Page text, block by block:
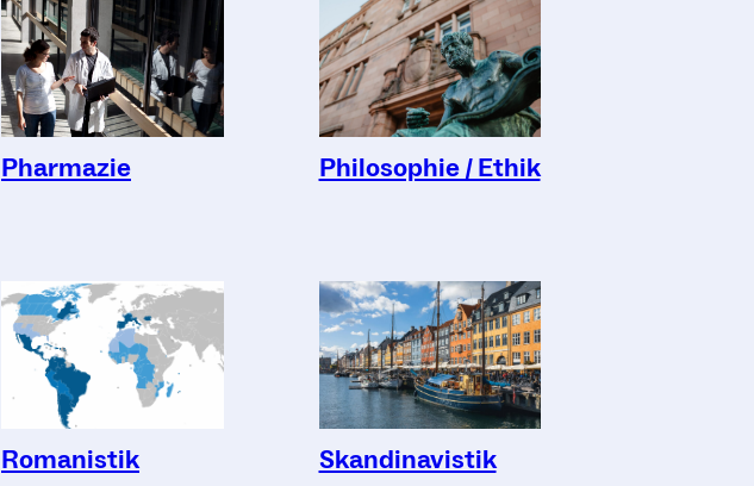
Pharmazie Philosophie / Ethik
Romanistik Skandinavistik